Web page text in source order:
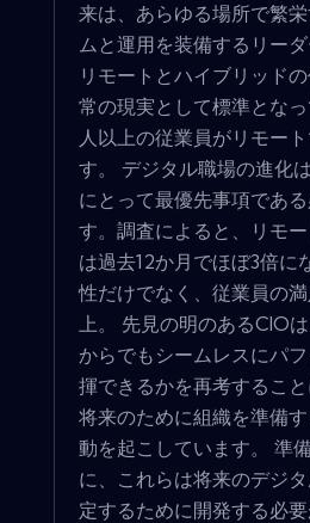
来は、あらゆる場所で繁
ムと運用を装備するリーダ
リモートとハイブリッド
常の現実として標準とな
人以上の従業員がリモー
す。 デジタル職場の進化
にとって最優先事項であ
す。調査によると、リモ
は過去12か月でほぼ3倍に
性だけでなく、従業員の
上。 先見の明のあるCIO
からでもシームレスにパ
揮できるかを再考するこ
将来のために組織を準備
動を起こしています。 準
に、これらは将来のデジ
定するために開発する必